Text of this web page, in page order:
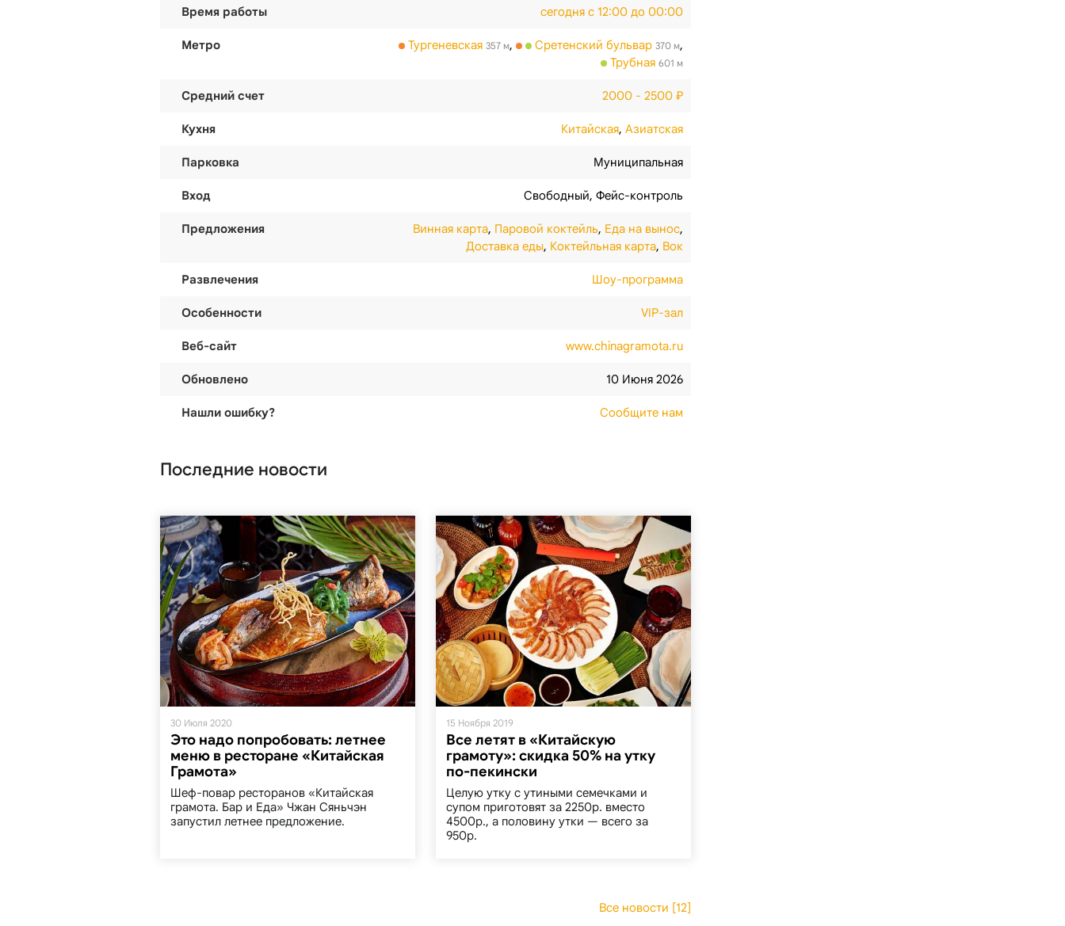
Время работы сегодня с 12:00 до 00:00
Метро Тургеневская 357 м, Сретенский бульвар 370 м,
Трубная 601 м
Средний счет 2000 - 2500 ₽
Кухня Китайская, Азиатская
Парковка Муниципальная
Вход Свободный, Фейс-контроль
Предложения Винная карта, Паровой коктейль, Еда на вынос,
Доставка еды, Коктейльная карта, Вок
Развлечения Шоу-программа
Особенности VIP-зал
Веб-сайт www.chinagramota.ru
Обновлено 10 Июня 2026
Нашли ошибку? Сообщите нам
Последние новости
30 Июля 2020
Это надо попробовать: летнее
меню в ресторане «Китайская
Грамота»
Шеф-повар ресторанов «Китайская
грамота. Бар и Еда» Чжан Сяньчэн
запустил летнее предложение.
15 Ноября 2019
Все летят в «Китайскую
грамоту»: скидка 50% на утку
по-пекински
Целую утку с утиными семечками и
супом приготовят за 2250р. вместо
4500р., а половину утки — всего за
950р.
Все новости [12]